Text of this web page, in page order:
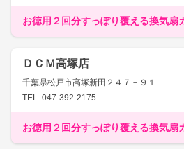
お徳用２回分すっぽり覆える換気扇
ＤＣＭ高塚店
千葉県松戸市高塚新田２４７－９１
TEL: 047-392-2175
お徳用２回分すっぽり覆える換気扇